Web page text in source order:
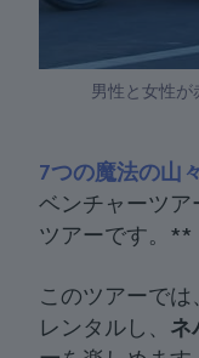
男性と女性が
7つの魔法の山々
ベンチャーツ
ツアーです。**
このツアーで
レンタルし、 ネ